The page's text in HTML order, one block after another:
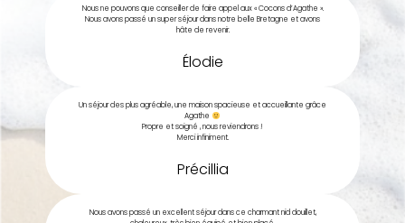
Nous ne pouvons que conseiller de faire appel aux « Cocons d’Agathe ».
Nous avons passé un super séjour dans notre belle Bretagne et avons
hâte de revenir.
Élodie
Un séjour des plus agréable, une maison spacieuse et accueillante grâce
Agathe
Propre et soigné , nous reviendrons !
Merci infiniment.
Précillia
Nous avons passé un excellent séjour dans ce charmant nid douillet,